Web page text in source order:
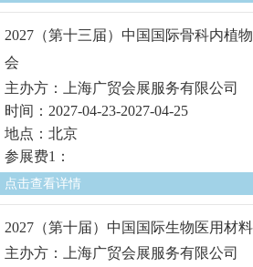
2027（第十三届）中国国际骨科内植
会
主办方：上海广贸会展服务有限公司
时间：2027-04-23-2027-04-25
地点：北京
参展费1：
点击查看详情
2027（第十届）中国国际生物医用材
主办方：上海广贸会展服务有限公司